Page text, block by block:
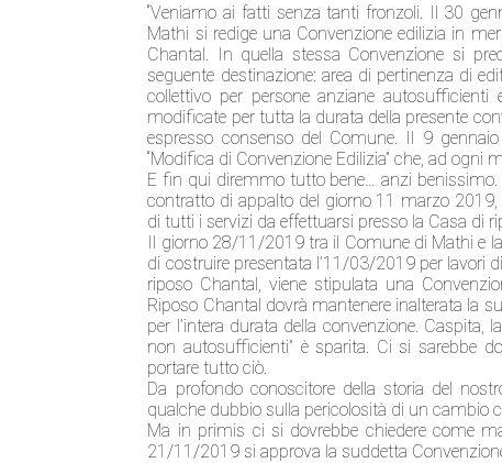
“Veniamo ai fatti senza tanti fronzoli. Il 30
Mathi si redige una Convenzione edilizia in
Chantal. In quella stessa Convenzione si
seguente destinazione: area di pertinenza di
collettivo per persone anziane
modificate per tutta la durata della presente
espresso consenso del Comune. Il 9
“Modifica di Convenzione Edilizia” che, ad ogni
E fin qui diremmo tutto bene… anzi benissimo.
contratto di appalto del giorno 11 marzo 2019,
di tutti i servizi da effettuarsi presso la Casa di
Il giorno 28/11/2019 tra il Comune di Mathi e
di costruire presentata l’11/03/2019 per lavori
riposo Chantal, viene stipulata una
Riposo Chantal dovrà mantenere inalterata la
per l’intera durata della convenzione.
non autosufficienti” è sparita. Ci si sarebbe
portare tutto ciò.
Da profondo conoscitore della storia del
qualche dubbio sulla pericolosità di un cambio
Ma in primis ci si dovrebbe chiedere come
21/11/2019 si approva la suddetta